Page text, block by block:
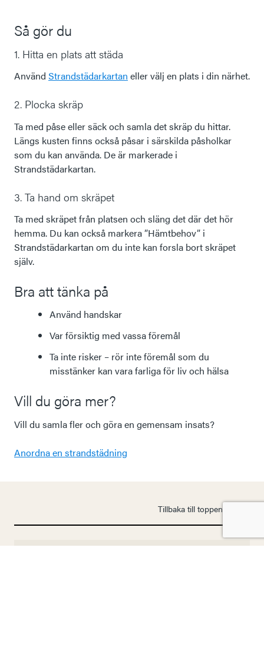
Så gör du
1. Hitta en plats att städa
Använd Strandstädarkartan eller välj en plats i din närhet.
2. Plocka skräp
Ta med påse eller säck och samla det skräp du hittar.
Längs kusten finns också påsar i särskilda påsholkar
som du kan använda. De är markerade i
Strandstädarkartan.
3. Ta hand om skräpet
Ta med skräpet från platsen och släng det där det hör
hemma. Du kan också markera ”Hämtbehov” i
Strandstädarkartan om du inte kan forsla bort skräpet
själv.
Bra att tänka på
Använd handskar
Var försiktig med vassa föremål
Ta inte risker – rör inte föremål som du
misstänker kan vara farliga för liv och hälsa
Vill du göra mer?
Vill du samla fler och göra en gemensam insats?
Anordna en strandstädning
Tillbaka till toppen